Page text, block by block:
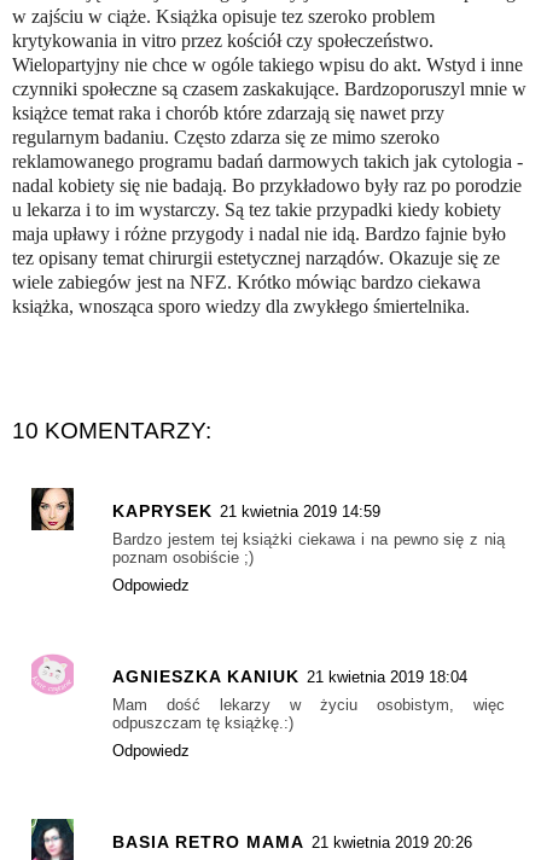
w zajściu w ciąże. Książka opisuje tez szeroko problem
krytykowania in vitro przez kościół czy społeczeństwo.
Wielopartyjny nie chce w ogóle takiego wpisu do akt. Wstyd i inne
czynniki społeczne są czasem zaskakujące. Bardzoporuszyl mnie w
książce temat raka i chorób które zdarzają się nawet przy
regularnym badaniu. Często zdarza się ze mimo szeroko
reklamowanego programu badań darmowych takich jak cytologia -
nadal kobiety się nie badają. Bo przykładowo były raz po porodzie
u lekarza i to im wystarczy. Są tez takie przypadki kiedy kobiety
maja upławy i różne przygody i nadal nie idą. Bardzo fajnie było
tez opisany temat chirurgii estetycznej narządów. Okazuje się ze
wiele zabiegów jest na NFZ. Krótko mówiąc bardzo ciekawa
książka, wnosząca sporo wiedzy dla zwykłego śmiertelnika.
10 KOMENTARZY:
KAPRYSEK 21 kwietnia 2019 14:59
Bardzo jestem tej książki ciekawa i na pewno się z nią
poznam osobiście ;)
Odpowiedz
AGNIESZKA KANIUK 21 kwietnia 2019 18:04
Mam dość lekarzy w życiu osobistym, więc
odpuszczam tę książkę.:)
Odpowiedz
BASIA RETRO MAMA 21 kwietnia 2019 20:26